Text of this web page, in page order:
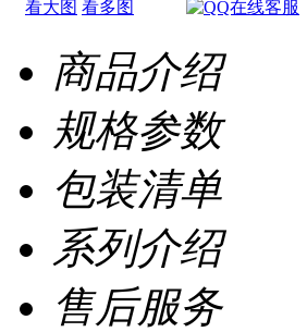
看大图 看多图
商品介绍
规格参数
包装清单
系列介绍
售后服务